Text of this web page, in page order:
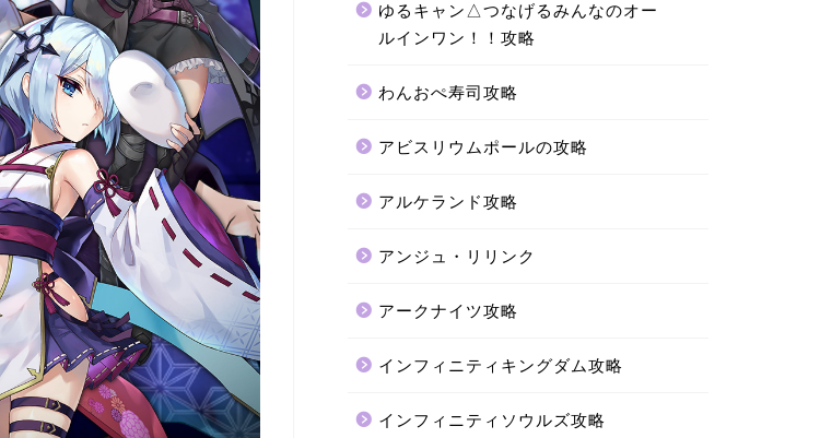
ゆるキャン△つなげるみんなのオー
ルインワン！！攻略
わんおぺ寿司攻略
アビスリウムポールの攻略
アルケランド攻略
アンジュ・リリンク
アークナイツ攻略
インフィニティキングダム攻略
インフィニティソウルズ攻略